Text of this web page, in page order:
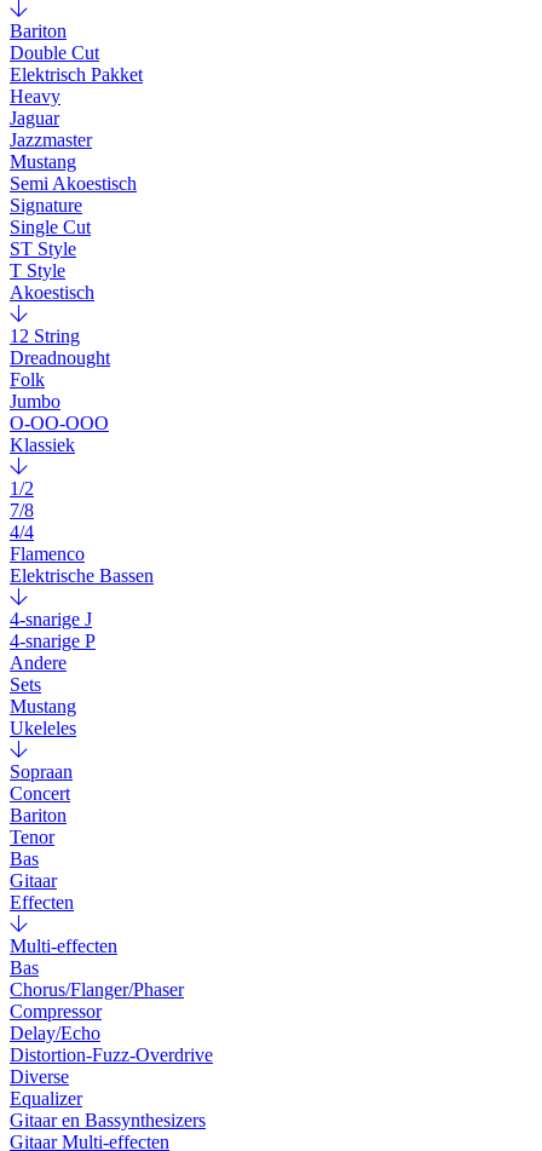
Bariton
Double Cut
Elektrisch Pakket
Heavy
Jaguar
Jazzmaster
Mustang
Semi Akoestisch
Signature
Single Cut
ST Style
T Style
Akoestisch
12 String
Dreadnought
Folk
Jumbo
O-OO-OOO
Klassiek
1/2
7/8
4/4
Flamenco
Elektrische Bassen
4-snarige J
4-snarige P
Andere
Sets
Mustang
Ukeleles
Sopraan
Concert
Bariton
Tenor
Bas
Gitaar
Effecten
Multi-effecten
Bas
Chorus/Flanger/Phaser
Compressor
Delay/Echo
Distortion-Fuzz-Overdrive
Diverse
Equalizer
Gitaar en Bassynthesizers
Gitaar Multi-effecten